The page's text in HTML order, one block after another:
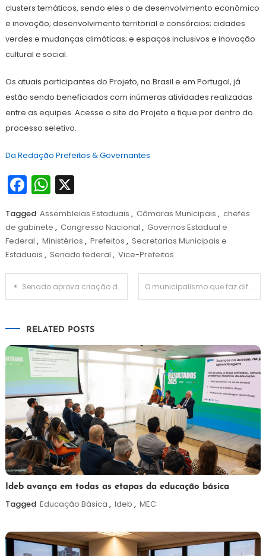
clusters temáticos, sendo eles o de desenvolvimento econômico
e inovação; desenvolvimento territorial e consórcios; cidades
verdes e mudanças climáticas; e espaços inclusivos e inovação
cultural e social.
Os atuais participantes do Projeto, no Brasil e em Portugal, já
estão sendo beneficiados com inúmeras atividades realizadas
entre as equipes. Acesse o site do Projeto e fique por dentro do
processo seletivo.
Da Redação Prefeitos & Governantes
Facebook
WhatsApp
X
Tagged Assembleias Estaduais , Câmaras Municipais , chefes
de gabinete , Congresso Nacional , Governos Estadual e
Federal , Ministérios , Prefeitos , Secretarias Municipais e
Estaduais , Senado federal , Vice-Prefeitos
Navegação
Senado aprova criação de Frente de Defesa das Fronteiras Internacionais O municipalismo que faz diferença
RELATED POSTS
6
de
agosto
2026
Maurilio
Ideb avança em todas as etapas da educação básica
Tagged Educação Básica , Ideb , MEC